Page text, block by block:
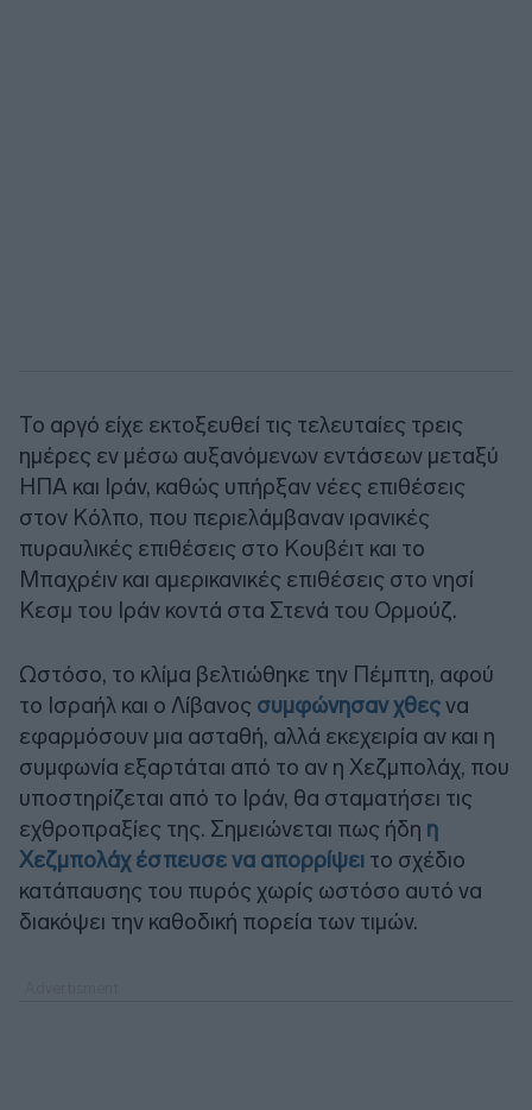
Το αργό είχε εκτοξευθεί τις τελευταίες τρεις
ημέρες εν μέσω αυξανόμενων εντάσεων μεταξύ
ΗΠΑ και Ιράν, καθώς υπήρξαν νέες επιθέσεις
στον Κόλπο, που περιελάμβαναν ιρανικές
πυραυλικές επιθέσεις στο Κουβέιτ και το
Μπαχρέιν και αμερικανικές επιθέσεις στο νησί
Κεσμ του Ιράν κοντά στα Στενά του Ορμούζ.
Ωστόσο, το κλίμα βελτιώθηκε την Πέμπτη, αφού
το Ισραήλ και ο Λίβανος συμφώνησαν χθεςνα
εφαρμόσουν μια ασταθή, αλλά εκεχειρία αν και η
συμφωνία εξαρτάται από το αν η Χεζμπολάχ, που
υποστηρίζεται από το Ιράν, θα σταματήσει τις
εχθροπραξίες της. Σημειώνεται πως ήδη η
Χεζμπολάχ έσπευσε να απορρίψει το σχέδιο
κατάπαυσης του πυρός χωρίς ωστόσο αυτό να
διακόψει την καθοδική πορεία των τιμών.